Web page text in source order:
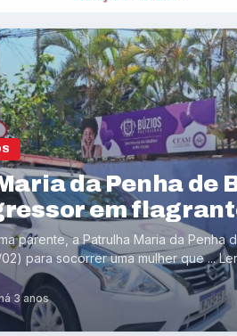
da Penha de
em
parente, a Patrulha Maria da Penha
para socorrer uma mulher que ...
3 anos